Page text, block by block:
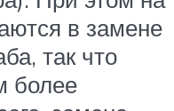
в замене
так что
более